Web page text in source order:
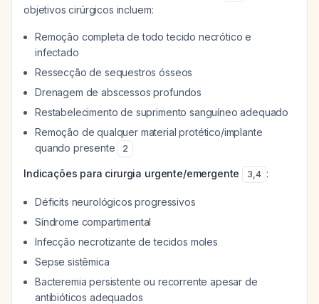
objetivos cirúrgicos incluem:
Remoção completa de todo tecido necrótico e
infectado
Ressecção de sequestros ósseos
Drenagem de abscessos profundos
Restabelecimento de suprimento sanguíneo adequado
Remoção de qualquer material protético/implante
quando presente
2
Indicações para cirurgia urgente/emergente 3,4 :
Déficits neurológicos progressivos
Síndrome compartimental
Infecção necrotizante de tecidos moles
Sepse sistêmica
Bacteremia persistente ou recorrente apesar de
antibióticos adequados